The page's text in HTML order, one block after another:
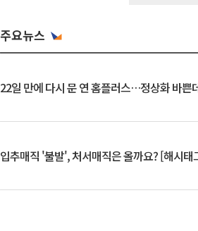
주요뉴스
22일 만에 다시 문 연 홈플러스…정상화 바쁜
입추매직 '불발', 처서매직은 올까요? [해시태